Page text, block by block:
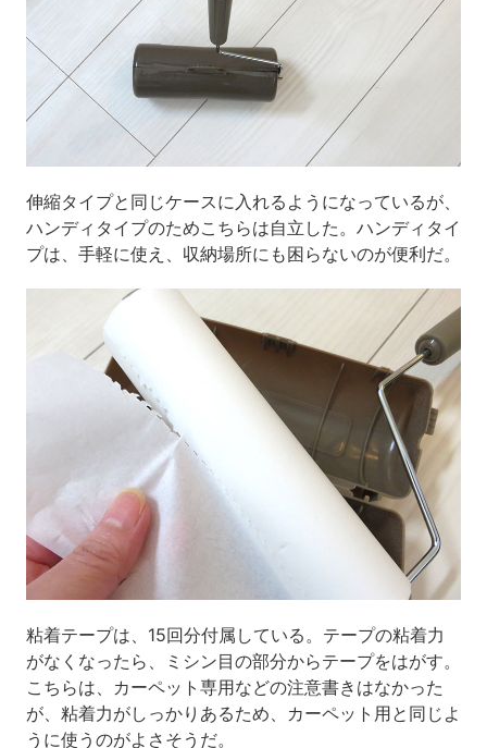
伸縮タイプと同じケースに入れるようになっているが、
ハンディタイプのためこちらは自立した。ハンディタイ
プは、手軽に使え、収納場所にも困らないのが便利だ。
粘着テープは、 15回分付属している。テープの粘着力
がなくなったら、ミシン目の部分からテープをはがす。
こちらは、カーペット専用などの注意書きはなかった
が、粘着力がしっかりあるため、カーペット用と同じよ
うに使うのがよさそうだ。